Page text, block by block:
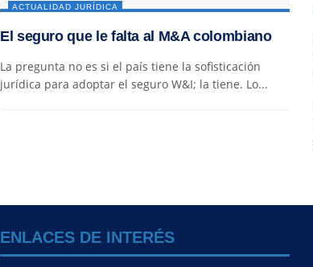
ACTUALIDAD JURÍDICA
El seguro que le falta al M&A colombiano
La pregunta no es si el país tiene la sofisticación
jurídica para adoptar el seguro W&I; la tiene. Lo...
ENLACES DE INTERÉS